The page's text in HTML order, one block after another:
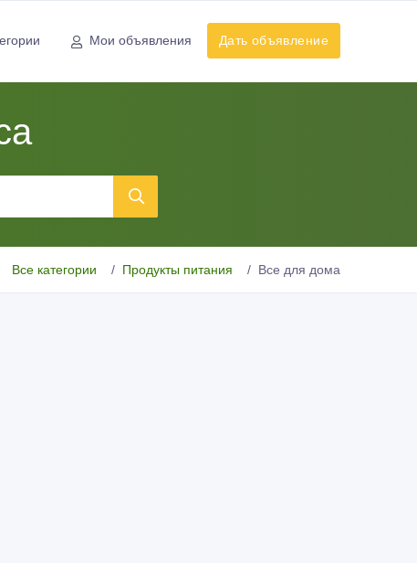
Мои объявления Дать объявление
Все категории Продукты питания Все для дома